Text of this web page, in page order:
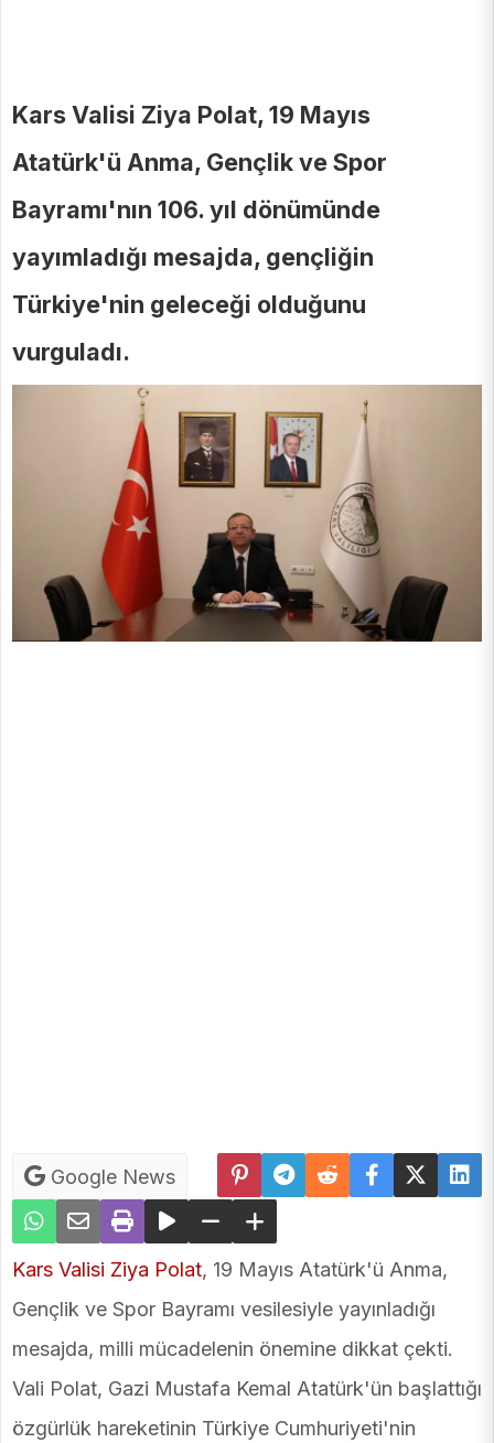
Kars Valisi Ziya Polat, 19 Mayıs
Atatürk'ü Anma, Gençlik ve Spor
Bayramı'nın 106. yıl dönümünde
yayımladığı mesajda, gençliğin
Türkiye'nin geleceği olduğunu
vurguladı.
Google News
Kars Valisi Ziya Polat, 19 Mayıs Atatürk'ü Anma,
Gençlik ve Spor Bayramı vesilesiyle yayınladığı
mesajda, milli mücadelenin önemine dikkat çekti.
Vali Polat, Gazi Mustafa Kemal Atatürk'ün başlattığı
özgürlük hareketinin Türkiye Cumhuriyeti'nin